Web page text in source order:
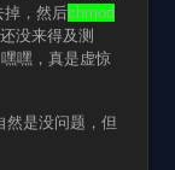
掉，然后chmod
没来得及测
嘿，真是虚惊
然是没问题，但